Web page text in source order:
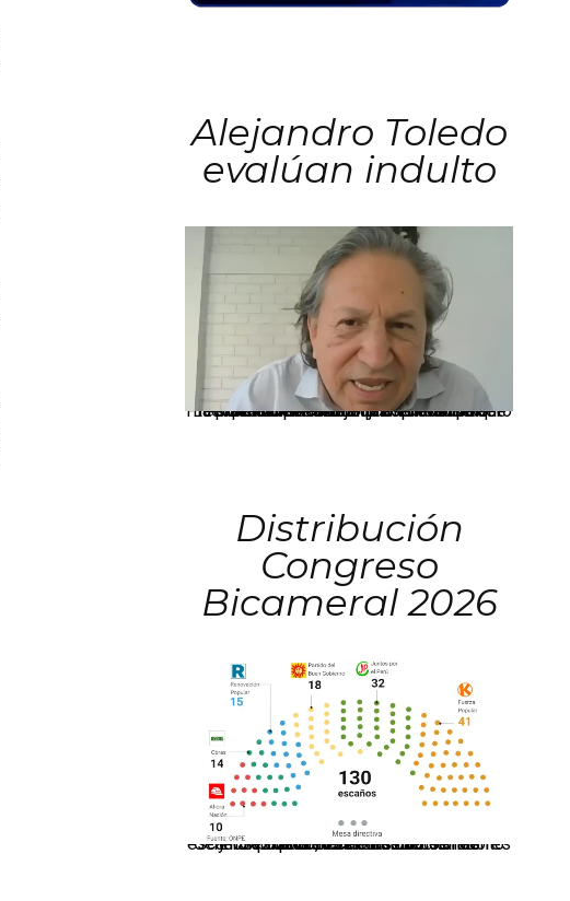
Alejandro Toledo
evalúan indulto
La presidenta Keiko Fujimori informó que la solicitud de indulto presentada por el expresidente Alejandro Toledo será evaluada por la Comisión de Gracias Presidenciales conforme al procedimiento establecido.
Distribución
Congreso
Bicameral 2026
El JNE oficializó la distribución de escaños para la elección de 60 senadores y 130 diputados en las Elecciones Generales 2026, tras el restablecimiento de la Bicameralidad.